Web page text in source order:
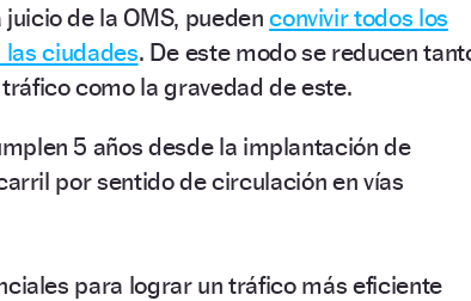
de la OMS, puedenconvivir todos los
ciudades. De este modo se reducen
como la gravedad de este.
5 años desde la implantación de
por sentido de circulación en vías
para lograr un tráfico más eficiente